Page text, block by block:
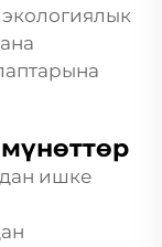
экологиялык
ишке